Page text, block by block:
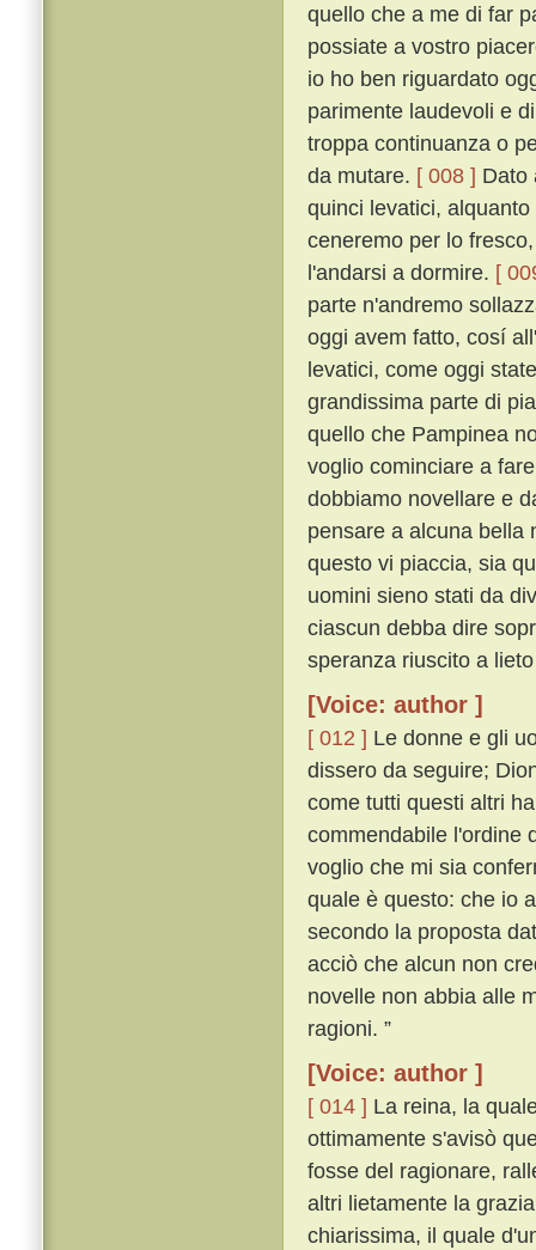
quello che a me di far
possiate a vostro
io ho ben riguardato
parimente laudevoli e
troppa continuanza o
da mutare. [ 008 ] Dato
quinci levatici,
ceneremo per lo
l'andarsi a dormire. [
parte n'andremo
oggi avem fatto, cosí
levatici, come oggi
grandissima parte di
quello che Pampinea
voglio cominciare a
dobbiamo novellare e
pensare a alcuna bella
questo vi piaccia, sia
uomini sieno stati da
ciascun debba dire
speranza riuscito a lieto
[Voice: author ]
[ 012 ] Le donne e gli
dissero da seguire;
come tutti questi altri
commendabile l'ordine
voglio che mi sia
quale è questo: che io
secondo la proposta
acciò che alcun non
novelle non abbia alle
ragioni. ”
[Voice: author ]
[ 014 ] La reina, la
ottimamente s'avisò
fosse del ragionare,
altri lietamente la
chiarissima, il quale